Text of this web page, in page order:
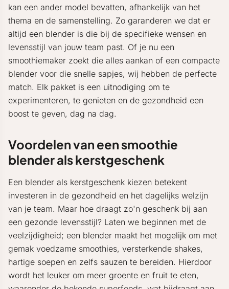
kan een ander model bevatten, afhankelijk van het
thema en de samenstelling. Zo garanderen we dat er
altijd een blender is die bij de specifieke wensen en
levensstijl van jouw team past. Of je nu een
smoothiemaker zoekt die alles aankan of een compacte
blender voor die snelle sapjes, wij hebben de perfecte
match. Elk pakket is een uitnodiging om te
experimenteren, te genieten en de gezondheid een
boost te geven, dag na dag.
Voordelen van een smoothie
blender als kerstgeschenk
Een blender als kerstgeschenk kiezen betekent
investeren in de gezondheid en het dagelijks welzijn
van je team. Maar hoe draagt zo'n geschenk bij aan
een gezonde levensstijl? Laten we beginnen met de
veelzijdigheid; een blender maakt het mogelijk om met
gemak voedzame smoothies, versterkende shakes,
hartige soepen en zelfs sauzen te bereiden. Hierdoor
wordt het leuker om meer groente en fruit te eten,